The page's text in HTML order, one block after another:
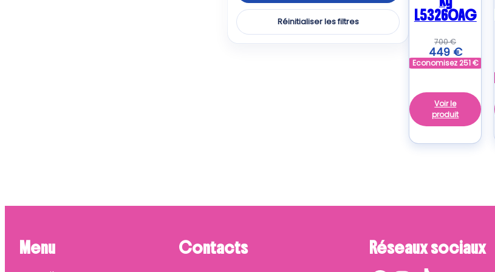
5 produits
Réinitialiser les filtres
L53260AG
700€
449 €
Economisez251€
Voir le
produit
Menu Contacts Réseaux sociaux